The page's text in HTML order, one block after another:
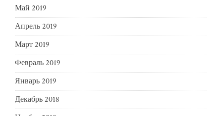
Май 2019
Апрель 2019
Март 2019
Февраль 2019
Январь 2019
Декабрь 2018